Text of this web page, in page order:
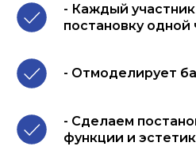
- Каждый
постановку одной
- Отмоделирует
- Сделаем
функции и